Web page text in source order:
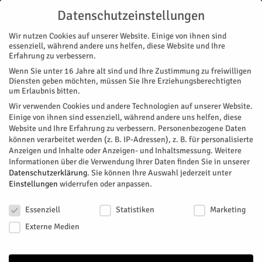
Start
« Alle Veranstaltungen
Diese Veranstaltung hat bereits stattgefunden.
Vier Chöre, ein Klang
Datenschutzeinstellungen
Wir nutzen Cookies auf unserer Website. Einige von ihnen sind
essenziell, während andere uns helfen, diese Website und Ihre
Erfahrung zu verbessern.
Wenn Sie unter 16 Jahre alt sind und Ihre Zustimmung zu freiwilligen
Diensten geben möchten, müssen Sie Ihre Erziehungsberechtigten
um Erlaubnis bitten.
Wir verwenden Cookies und andere Technologien auf unserer Website.
Einige von ihnen sind essenziell, während andere uns helfen, diese
Website und Ihre Erfahrung zu verbessern. Personenbezogene Daten
können verarbeitet werden (z. B. IP-Adressen), z. B. für personalisierte
Anzeigen und Inhalte oder Anzeigen- und Inhaltsmessung. Weitere
Informationen über die Verwendung Ihrer Daten finden Sie in unserer
Datenschutzerklärung. Sie können Ihre Auswahl jederzeit unter
Einstellungen widerrufen oder anpassen.
Essenziell
Statistiken
Marketing
Externe Medien